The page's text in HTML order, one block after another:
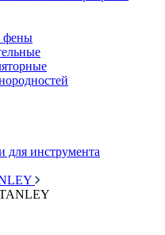
фены
для инструмента